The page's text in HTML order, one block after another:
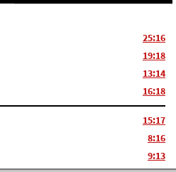
25:16
19:18
13:14
16:18
15:17
8:16
9:13